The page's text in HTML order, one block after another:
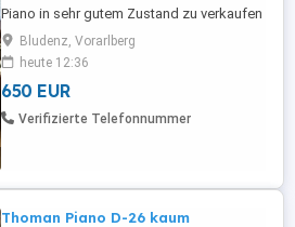
Piano in sehr gutem Zustand zu verkaufen
Bludenz, Vorarlberg
heute 12:36
650 EUR
Verifizierte Telefonnummer
Thoman Piano D-26 kaum